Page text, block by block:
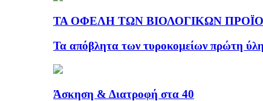
ΤΑ ΟΦΕΛΗ ΤΩΝ ΒΙΟΛΟΓΙΚΩΝ
Τα απόβλητα των τυροκομείων πρώτη
Άσκηση & Διατροφή στα 40